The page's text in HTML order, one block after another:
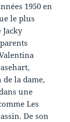
1950 en
le plus
la dame,
une
Les
De son